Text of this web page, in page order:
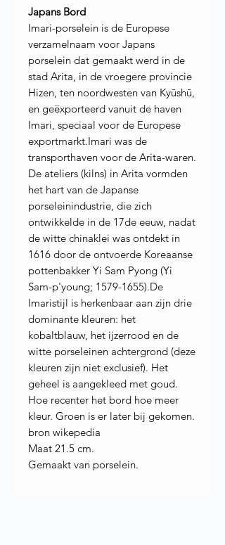
Japans Bord
Imari-porselein is de Europese
verzamelnaam voor Japans
porselein dat gemaakt werd in de
stad Arita, in de vroegere provincie
Hizen, ten noordwesten van Kyūshū,
en geëxporteerd vanuit de haven
Imari, speciaal voor de Europese
exportmarkt.Imari was de
transporthaven voor de Arita-waren.
De ateliers (kilns) in Arita vormden
het hart van de Japanse
porseleinindustrie, die zich
ontwikkelde in de 17de eeuw, nadat
de witte chinaklei was ontdekt in
1616 door de ontvoerde Koreaanse
pottenbakker Yi Sam Pyong (Yi
Sam-p'young; 1579-1655).De
Imaristijl is herkenbaar aan zijn drie
dominante kleuren: het
kobaltblauw, het ijzerrood en de
witte porseleinen achtergrond (deze
kleuren zijn niet exclusief). Het
geheel is aangekleed met goud.
Hoe recenter het bord hoe meer
kleur. Groen is er later bij gekomen.
bron wikepedia
Maat 21.5 cm.
Gemaakt van porselein.